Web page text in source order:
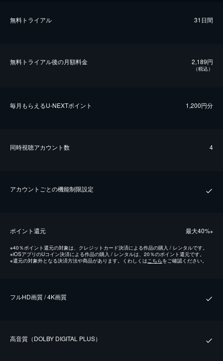
無料トライアル 31日間
無料トライアル後の⽉額料金 2,189円
（税込）
毎⽉もらえるU-NEXTポイント 1,200円分
同時視聴アカウント数 4
アカウントごとの機能制限設定
ポイント還元 最⼤40%※
※40％ポイント還元の対象は、クレジットカード決済による作品の購入 / レンタルです。
※iOSアプリのUコイン決済による作品の購入 / レンタルは、20％のポイント還元です。
※還元の対象外となる決済方法や商品があります。くわしくはこちらをご確認ください。
フルHD画質 / 4K画質
⾼⾳質（DOLBY DIGITAL PLUS）